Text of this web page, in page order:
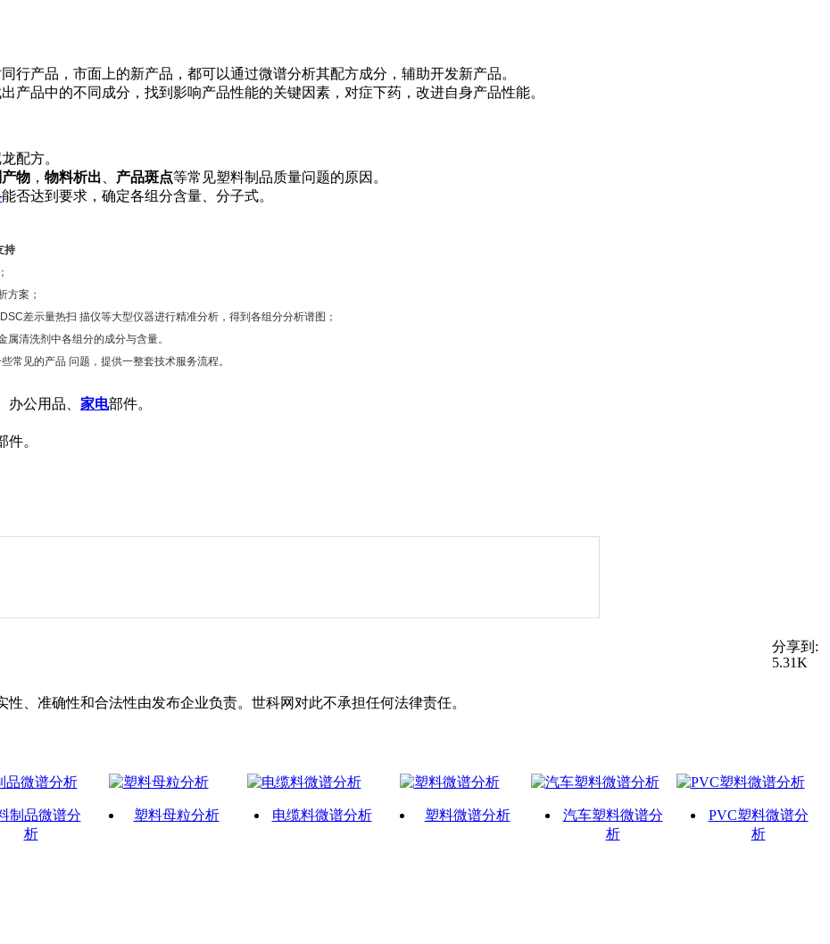
行产品，市面上的新产品，都可以通过微谱分析其配方成分，辅助开发新产品。
产品中的不同成分，找到影响产品性能的关键因素，对症下药，改进自身产品性能。
配方。
物 ， 物料析出、 产品斑点等常见塑料制品质量问题的原因。
能否达到要求，确定各组分含量、分子式。
持
方案；
差示量热扫 描仪等大型仪器进行精准分析，得到各组分分析谱图；
清洗剂中各组分的成分与含量。
常见的产品 问题，提供一整套技术服务流程。
办公用品、 家电部件。
。
分享到:
5.31K
、准确性和合法性由发布企业负责。世科网对此不承担任何法律责任。
制品微谱分
析
塑料母粒分析 电缆料微谱分析 塑料微谱分析
汽车塑料微谱分
析
PVC塑料微谱分
析